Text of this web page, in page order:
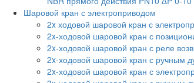
Шаровой кран с электроприводом
2x ходовой шаровой кран с
2x-ходовой шаровой кран с
2x-ходовой шаровой кран с реле
2x-ходовой шаровой кран с ручным
2x-ходовой шаровой кран с